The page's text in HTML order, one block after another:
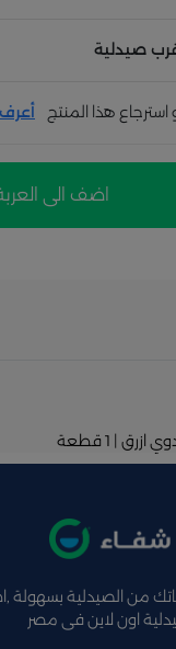
صيدلية
هذا المنتج أعرف
اضف الى
| 1 قطعة
من الصيدلية بسهولة
اون لاين فى مصر